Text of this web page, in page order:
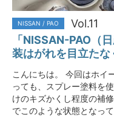
NISSAN / PAO
Vol.11
「NISSAN-PAO（
装はがれを目立たな
こんにちは。 今回はホイ
っても、スプレー塗料を
けのキズかくし程度の補
でこのような状態となっ